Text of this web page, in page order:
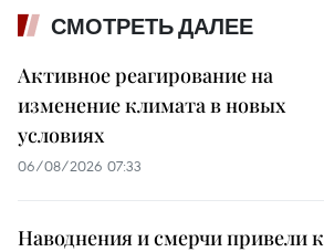
СМОТРЕТЬ ДАЛЕЕ
Активное реагирование на
изменение климата в новых
условиях
06/08/2026 07:33
Наводнения и смерчи привели к